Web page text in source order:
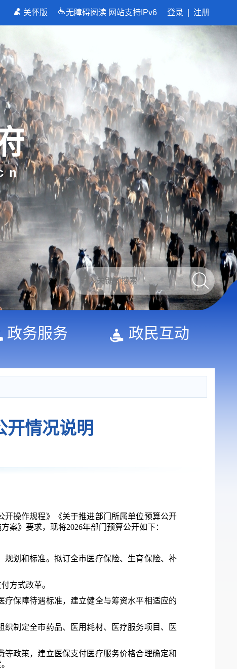
关怀版 无障碍阅读 网站支持IPv6 登录 注册
政务服务 政民互动
开情况说明
开操作规程》《关于推进部门所属单位预算公开
案》要求，现将2026年部门预算公开如下：
规划和标准。拟订全市医疗保险、生育保险、补
方式改革。
疗保障待遇标准，建立健全与筹资水平相适应的
织制定全市药品、医用耗材、医疗服务项目、医
等政策，建立医保支付医疗服务价格合理确定和